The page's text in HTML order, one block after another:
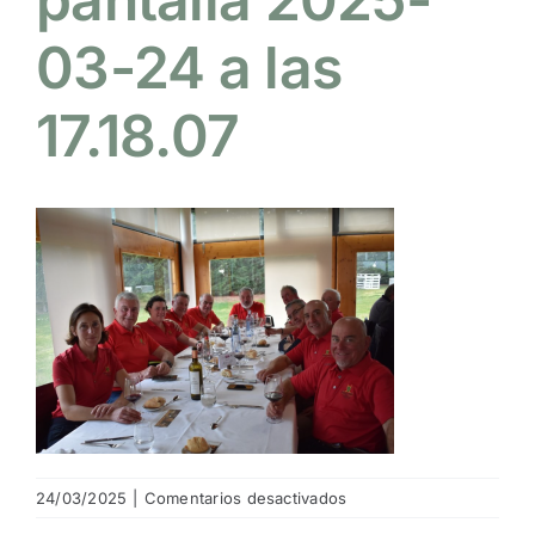
NOTICIAS
HAZTE SOCIO
OFERTAS
RESERVAR
03-24 a las
17.18.07
24/03/2025 Comentarios desactivados